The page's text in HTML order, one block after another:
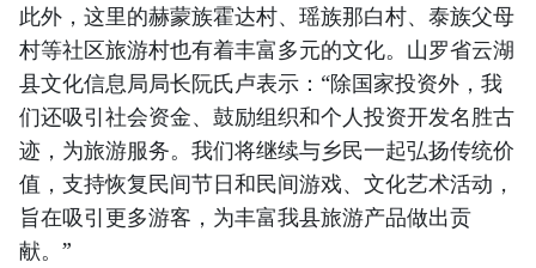
此外，这里的赫蒙族霍达村、瑶族那白村、泰族父母
村等社区旅游村也有着丰富多元的文化。山罗省云湖
县文化信息局局长阮氏卢表示：“除国家投资外，我
们还吸引社会资金、鼓励组织和个人投资开发名胜古
迹，为旅游服务。我们将继续与乡民一起弘扬传统价
值，支持恢复民间节日和民间游戏、文化艺术活动，
旨在吸引更多游客，为丰富我县旅游产品做出贡
献。”